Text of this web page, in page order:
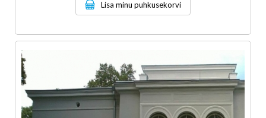
Lisa minu puhkusekorvi